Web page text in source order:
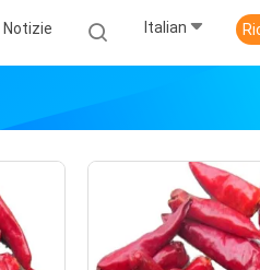
Notizie Italian